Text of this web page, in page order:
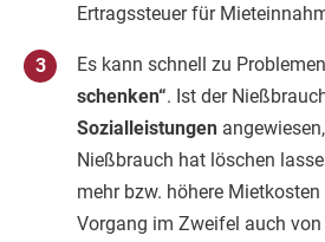
Ertragssteuer für
Es kann schnell zu
schenken“. Ist der
Sozialleistungen
Nießbrauch hat löschen
mehr bzw. höhere
Vorgang im Zweifel auch